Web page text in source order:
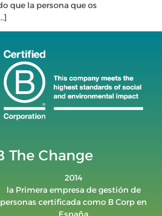
que la persona que os
The Change
2014
la Primera empresa de gestión de
personas certificada como B Corp en